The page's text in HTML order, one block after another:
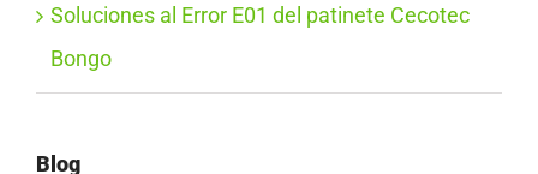
Soluciones al Error E01 del patinete Cecotec
Bongo
Blog